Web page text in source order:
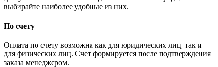
выбирайте наиболее удобные из них.
По счету
Оплата по счету возможна как для юридических лиц, так и
для физических лиц. Счет формируется после подтверждения
заказа менеджером.